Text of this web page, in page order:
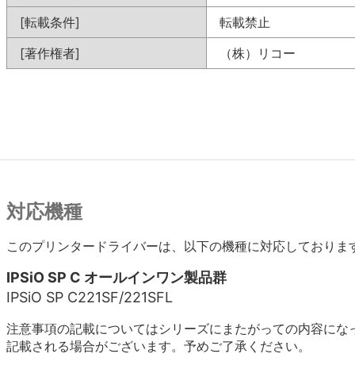
[転載条件]
転載禁止
[著作権者]
（株）リコー
対応機種
このプリンタードライバーは、以下の機種に対応しておりま
IPSiO SP C オールインワン製品群
IPSiO SP C221SF/221SFL
注意事項の記載についてはシリーズにまたがっての内容に
記載される場合がございます。予めご了承ください。